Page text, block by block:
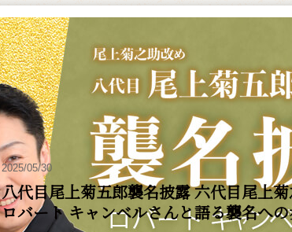
2025/05/30
八代目尾上菊五郎襲名披露 六代目尾上菊
ロバート キャンベルさんと語る襲名へ